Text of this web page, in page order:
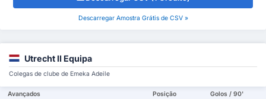
Descarregar Amostra Grátis de CSV »
Utrecht II Equipa
Colegas de clube de Emeka Adeile
Avançados Posição Golos / 90'